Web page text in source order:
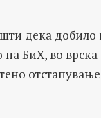
дека добило
БиХ, во